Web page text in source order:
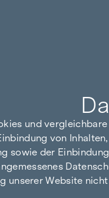
und
von
sowie der
unserer Website